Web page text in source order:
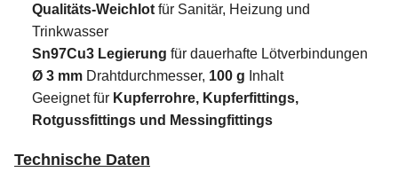
Qualitäts-Weichlot für Sanitär, Heizung und
Trinkwasser
Sn97Cu3 Legierung für dauerhafte Lötverbindungen
Ø 3 mm Drahtdurchmesser, 100 g Inhalt
Geeignet für Kupferrohre, Kupferfittings,
Rotgussfittings und Messingfittings
Technische Daten